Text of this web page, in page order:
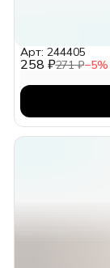
258 ₽271 ₽−5%
Арт: 244405